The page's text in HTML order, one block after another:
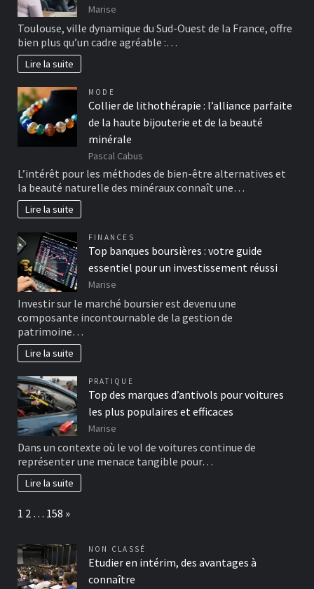
Marise
Toulouse, ville dynamique du Sud-Ouest de la France, offre
bien plus qu’un cadre agréable :…
Lire la suite
MODE
Collier de lithothérapie : l’alliance parfaite
de la haute bijouterie et de la beauté
minérale
Pascal Cabus
L’intérêt pour les méthodes de bien-être alternatives et
la beauté naturelle des minéraux connaît une…
Lire la suite
FINANCES
Top banques boursières : votre guide
essentiel pour un investissement réussi
Marise
Investir sur le marché boursier est devenu une
composante incontournable de la gestion de
patrimoine…
Lire la suite
PRATIQUE
Top des marques d’antivols pour voitures
les plus populaires et efficaces
Marise
Dans un contexte où le vol de voitures continue de
représenter une menace tangible pour…
Lire la suite
Page:
1 2 … 158 Next
»
NON CLASSÉ
Etudier en intérim, des avantages à
connaître